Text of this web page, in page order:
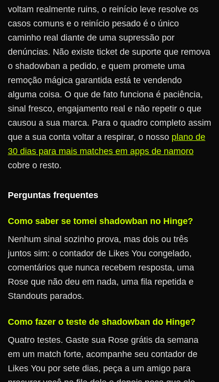
voltam realmente ruins, o reinício leve resolve os
casos comuns e o reinício pesado é o único
caminho real diante de uma supressão por
denúncias. Não existe ticket de suporte que remova
o shadowban a pedido, e quem promete uma
remoção mágica garantida está te vendendo
alguma coisa. O que de fato funciona é paciência,
sinal fresco, engajamento real e não repetir o que
causou a sua marca. Para o quadro completo assim
que a sua conta voltar a respirar, o nosso plano de
30 dias para mais matches em apps de namoro
cobre o resto.
Perguntas frequentes
Como saber se tomei shadowban no Hinge?
Nenhum sinal sozinho prova, mas dois ou três
juntos sim: o contador de Likes You congelado,
comentários que nunca recebem resposta, uma
Rose que não deu em nada, uma fila repetida e
Standouts parados.
Como fazer o teste de shadowban do Hinge?
Quatro testes. Gaste sua Rose grátis da semana
em um match forte, acompanhe seu contador de
Likes You por sete dias, peça a um amigo para